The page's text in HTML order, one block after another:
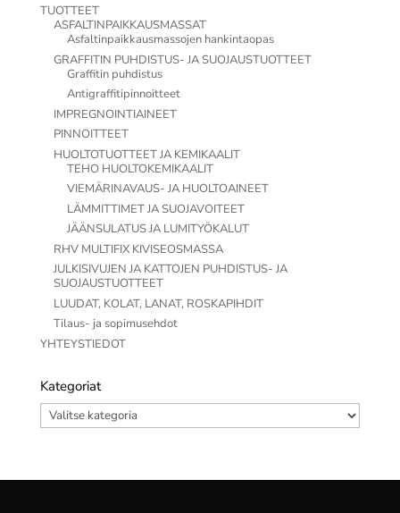
TUOTTEET
ASFALTINPAIKKAUSMASSAT
Asfaltinpaikkausmassojen hankintaopas
GRAFFITIN PUHDISTUS- JA SUOJAUSTUOTTEET
Graffitin puhdistus
Antigraffitipinnoitteet
IMPREGNOINTIAINEET
PINNOITTEET
HUOLTOTUOTTEET JA KEMIKAALIT
TEHO HUOLTOKEMIKAALIT
VIEMÄRINAVAUS- JA HUOLTOAINEET
LÄMMITTIMET JA SUOJAVOITEET
JÄÄNSULATUS JA LUMITYÖKALUT
RHV MULTIFIX KIVISEOSMASSA
JULKISIVUJEN JA KATTOJEN PUHDISTUS- JA
SUOJAUSTUOTTEET
LUUDAT, KOLAT, LANAT, ROSKAPIHDIT
Tilaus- ja sopimusehdot
YHTEYSTIEDOT
Kategoriat
Kategoriat